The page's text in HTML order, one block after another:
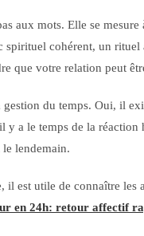
aux mots. Elle se
spirituel cohérent, un
que votre relation peut
gestion du temps. Oui, il
a le temps de la réaction
lendemain.
il est utile de connaître
en 24h: retour affectif